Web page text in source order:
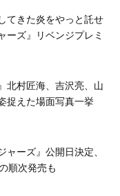
てきた炎をやっと託せ
ーズ』リベンジプレミ
北村匠海、吉沢亮、山
捉えた場面写真一挙
ャーズ』公開日決定、
順次発売も